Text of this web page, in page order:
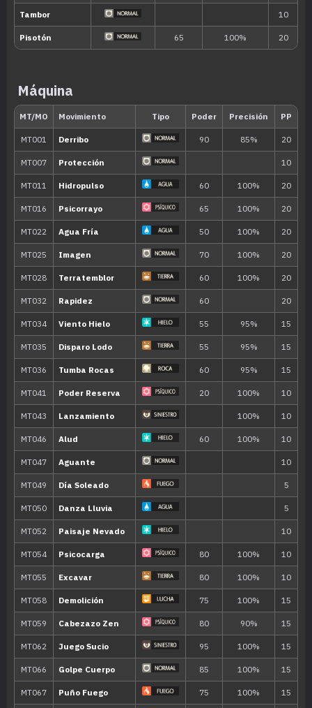
Nivel Movimiento Tipo Poder
--- Maldición
--- Placaje 40
--- Gruñido
--- Pistola Agua 40
--- Joya de Luz 80
--- Maquinación
--- Contoneo
9 Bostezo
12 Confusión 50
15 Anulación
18 Hidropulso 60
21 Golpe Cabeza 70
27 Amnesia
Máquina